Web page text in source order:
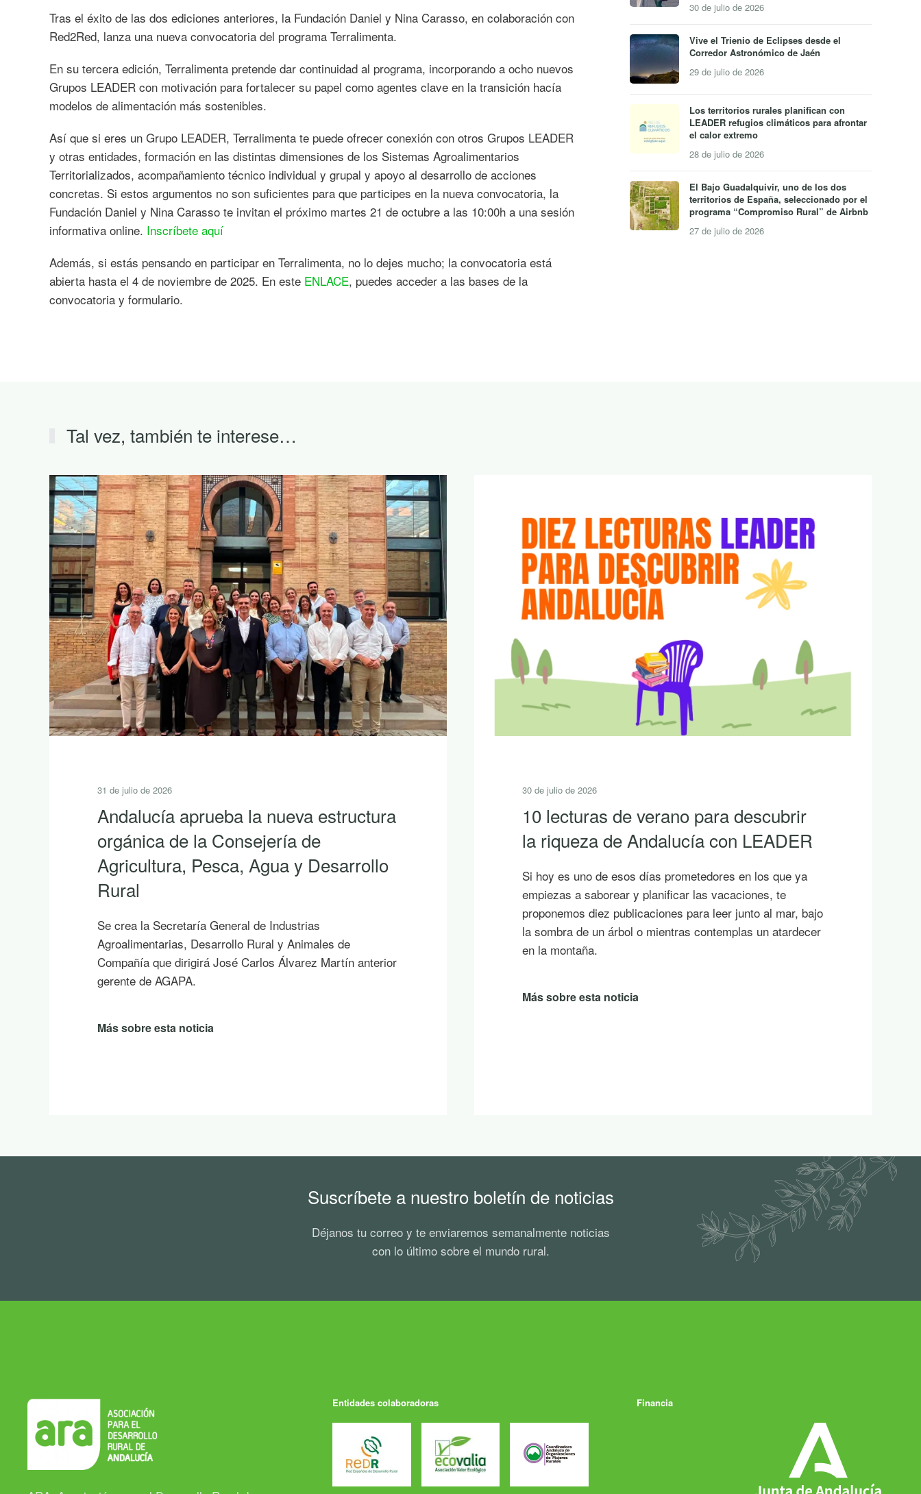
Tras el éxito de las dos ediciones anteriores, la Fundación Daniel y Nina Carasso, en colaboración con
Red2Red, lanza una nueva convocatoria del programa Terralimenta.
En su tercera edición, Terralimenta pretende dar continuidad al programa, incorporando a ocho nuevos
Grupos LEADER con motivación para fortalecer su papel como agentes clave en la transición hacía
modelos de alimentación más sostenibles.
Así que si eres un Grupo LEADER, Terralimenta te puede ofrecer conexión con otros Grupos LEADER
y otras entidades, formación en las distintas dimensiones de los Sistemas Agroalimentarios
Territorializados, acompañamiento técnico individual y grupal y apoyo al desarrollo de acciones
concretas. Si estos argumentos no son suficientes para que participes en la nueva convocatoria, la
Fundación Daniel y Nina Carasso te invitan el próximo martes 21 de octubre a las 10:00h a una sesión
informativa online. Inscríbete aquí
Además, si estás pensando en participar en Terralimenta, no lo dejes mucho; la convocatoria está
abierta hasta el 4 de noviembre de 2025. En este ENLACE, puedes acceder a las bases de la
convocatoria y formulario.
30 de julio de 2026
Vive el Trienio de Eclipses desde el
Corredor Astronómico de Jaén
29 de julio de 2026
Los territorios rurales planifican con
LEADER refugios climáticos para afrontar
el calor extremo
28 de julio de 2026
El Bajo Guadalquivir, uno de los dos
territorios de España, seleccionado por el
programa “Compromiso Rural” de Airbnb
27 de julio de 2026
Tal vez, también te interese…
31 de julio de 2026
Andalucía aprueba la nueva estructura
orgánica de la Consejería de
Agricultura, Pesca, Agua y Desarrollo
Rural
Se crea la Secretaría General de Industrias
Agroalimentarias, Desarrollo Rural y Animales de
Compañía que dirigirá José Carlos Álvarez Martín anterior
gerente de AGAPA.
Más sobre esta noticia
30 de julio de 2026
10 lecturas de verano para descubrir
la riqueza de Andalucía con LEADER
Si hoy es uno de esos días prometedores en los que ya
empiezas a saborear y planificar las vacaciones, te
proponemos diez publicaciones para leer junto al mar, bajo
la sombra de un árbol o mientras contemplas un atardecer
en la montaña.
Más sobre esta noticia
Suscríbete a nuestro boletín de noticias
Déjanos tu correo y te enviaremos semanalmente noticias
con lo último sobre el mundo rural.
Entidades colaboradoras Financia